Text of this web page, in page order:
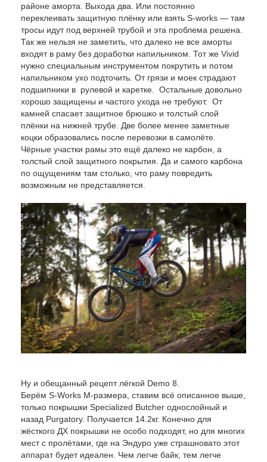
районе аморта. Выхода два. Или постоянно
переклеивать защитную плёнку или взять S-works — там
тросы идут под верхней трубой и эта проблема решена.
Так же нельзя не заметить, что далеко не все аморты
входят в раму без доработки напильником. Тот же Vivid
нужно специальным инструментом покрутить и потом
напильником ухо подточить. От грязи и моек страдают
подшипники в рулевой и каретке. Остальные довольно
хорошо защищены и частого ухода не требуют. От
камней спасает защитное брюшко и толстый слой
плёнки на нижней трубе. Две более менее заметные
коцки образовались после перевозки в самолёте.
Чёрные участки рамы это ещё далеко не карбон, а
толстый слой защитного покрытия. Да и самого карбона
по ощущениям там столько, что раму повредить
возможным не представляется.
Ну и обещанный рецепт лёгкой Demo 8.
Берём S-Works M-размера, ставим всё описанное выше,
только покрышки Specialized Butcher однослойный и
назад Purgatory. Получается 14.2кг. Конечно для
жёсткого ДХ покрышки не особо подходят, но для многих
мест с пролётами, где на Эндуро уже страшновато этот
аппарат будет идеален. Чем легче байк, тем легче